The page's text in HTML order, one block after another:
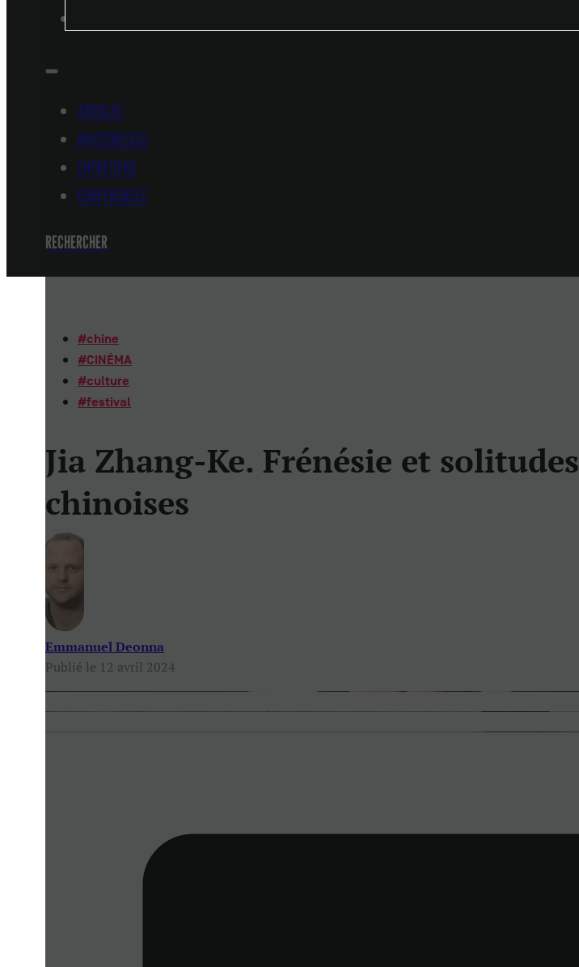
ARTICLES
MASTERCLASS
ENTRETIENS
CONFÉRENCES
RECHERCHER
#chine
#CINÉMA
#culture
#festival
Jia Zhang-Ke. Frénésie et solitudes
chinoises
Emmanuel Deonna
Publié le 12 avril 2024